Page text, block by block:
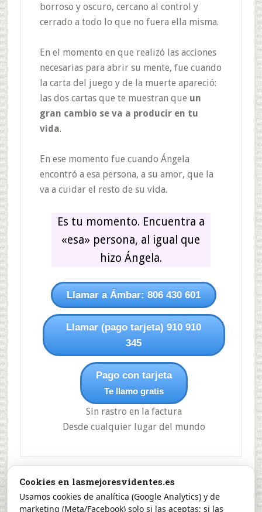
borroso y oscuro, cercano al control y
cerrado a todo lo que no fuera ella misma.
En el momento en que realizó las acciones
necesarias para abrir su mente, fue cuando
la carta del juego y de la muerte apareció:
las dos cartas que te muestran que un
gran cambio se va a producir en tu
vida.
En ese momento fue cuando Ángela
encontró a esa persona, a su amor, que la
va a cuidar el resto de su vida.
Es tu momento. Encuentra a
«esa» persona, al igual que
hizo Ángela.
Llamar a Ámbar: 806 430 601
Llamar (pago tarjeta) 910 910
345
Pago con tarjeta
Te llamo gratis
Sin rastro en la factura
Desde cualquier lugar del mundo
© Servicio ofrecido por Sinceridad SL, Apartado de Correos
3, 24080, León. Precio Máx. €/min 1,21 Red Fija y 1,57 Red
Cookies en lasmejoresvidentes.es
Usamos cookies de analítica (Google Analytics) y de
marketing (Meta/Facebook) solo si las aceptas; si las